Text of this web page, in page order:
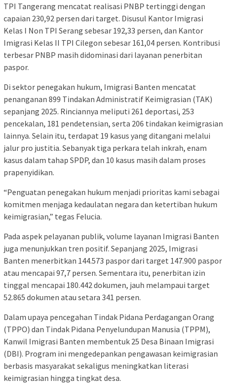
TPI Tangerang mencatat realisasi PNBP tertinggi dengan
capaian 230,92 persen dari target. Disusul Kantor Imigrasi
Kelas I Non TPI Serang sebesar 192,33 persen, dan Kantor
Imigrasi Kelas II TPI Cilegon sebesar 161,04 persen. Kontribusi
terbesar PNBP masih didominasi dari layanan penerbitan
paspor.
Di sektor penegakan hukum, Imigrasi Banten mencatat
penanganan 899 Tindakan Administratif Keimigrasian (TAK)
sepanjang 2025. Rinciannya meliputi 261 deportasi, 253
pencekalan, 181 pendetensian, serta 206 tindakan keimigrasian
lainnya. Selain itu, terdapat 19 kasus yang ditangani melalui
jalur pro justitia. Sebanyak tiga perkara telah inkrah, enam
kasus dalam tahap SPDP, dan 10 kasus masih dalam proses
prapenyidikan.
“Penguatan penegakan hukum menjadi prioritas kami sebagai
komitmen menjaga kedaulatan negara dan ketertiban hukum
keimigrasian,” tegas Felucia.
Pada aspek pelayanan publik, volume layanan Imigrasi Banten
juga menunjukkan tren positif. Sepanjang 2025, Imigrasi
Banten menerbitkan 144.573 paspor dari target 147.900 paspor
atau mencapai 97,7 persen. Sementara itu, penerbitan izin
tinggal mencapai 180.442 dokumen, jauh melampaui target
52.865 dokumen atau setara 341 persen.
Dalam upaya pencegahan Tindak Pidana Perdagangan Orang
(TPPO) dan Tindak Pidana Penyelundupan Manusia (TPPM),
Kanwil Imigrasi Banten membentuk 25 Desa Binaan Imigrasi
(DBI). Program ini mengedepankan pengawasan keimigrasian
berbasis masyarakat sekaligus meningkatkan literasi
keimigrasian hingga tingkat desa.